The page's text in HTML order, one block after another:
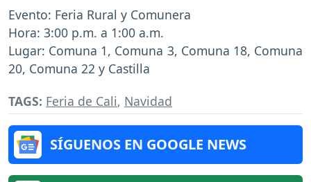
Evento: Feria Rural y Comunera
Hora: 3:00 p.m. a 1:00 a.m.
Lugar: Comuna 1, Comuna 3, Comuna 18, Comuna
20, Comuna 22 y Castilla
TAGS: Feria de Cali, Navidad
SÍGUENOS EN GOOGLE NEWS